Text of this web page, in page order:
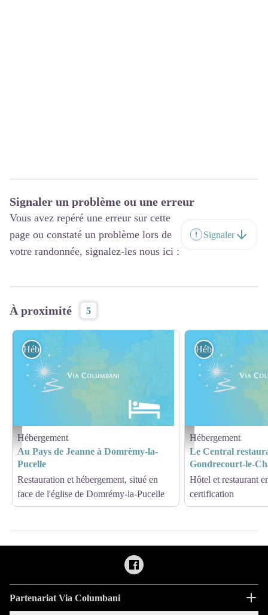
Signaler un problème ou une erreur
Vous avez repéré une erreur sur cette
page ou constaté un problème lors de
votre randonnée, signalez-les nous ici :
Signaler
À proximité 5
Hébergement - Via Columbani
Hébergement
Hébergement
Au Pays de Jeanne à Domrèmy-la-
Pucelle
Restauration et hébergement, situé en
face de l'église de Domrémy-la-Pucelle
Hébergement - Via
Hébergement
Hébergement
Le Central
Gondrecourt-le-
Hôtel et restaurant
certification
Partenariat Via Columbani